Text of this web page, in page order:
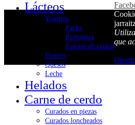
Lácteos
Yogures
Packs
Probigurs
Envase de cristal
Postres
Quesos
Leche
Helados
Carne de cerdo
Curados en piezas
Curados loncheados
que